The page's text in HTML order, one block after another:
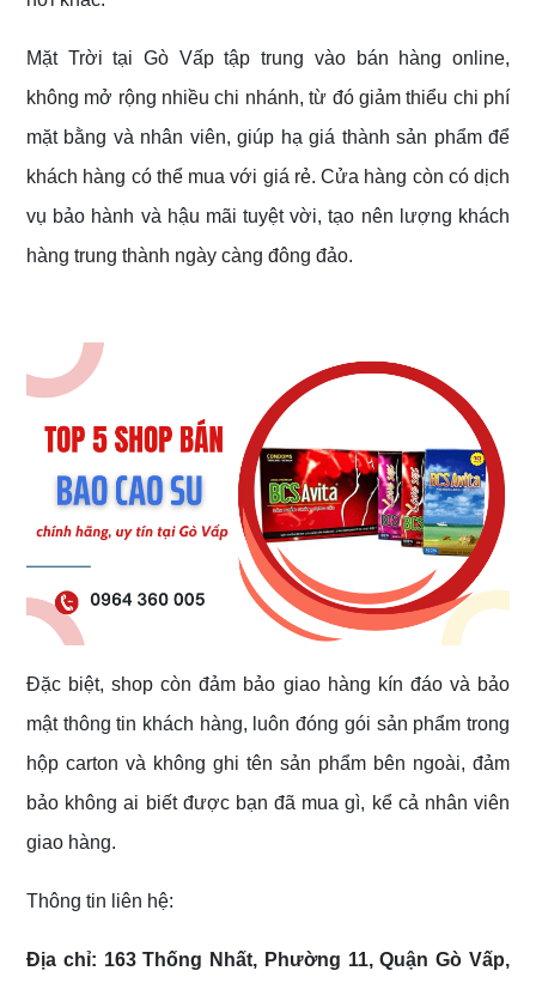
Mặt Trời tại Gò Vấp tập trung vào bán hàng online,
không mở rộng nhiều chi nhánh, từ đó giảm thiểu chi phí
mặt bằng và nhân viên, giúp hạ giá thành sản phẩm để
khách hàng có thể mua với giá rẻ. Cửa hàng còn có dịch
vụ bảo hành và hậu mãi tuyệt vời, tạo nên lượng khách
hàng trung thành ngày càng đông đảo.
Đặc biệt, shop còn đảm bảo giao hàng kín đáo và bảo
mật thông tin khách hàng, luôn đóng gói sản phẩm trong
hộp carton và không ghi tên sản phẩm bên ngoài, đảm
bảo không ai biết được bạn đã mua gì, kể cả nhân viên
giao hàng.
Thông tin liên hệ:
Địa chỉ: 163 Thống Nhất, Phường 11, Quận Gò Vấp,